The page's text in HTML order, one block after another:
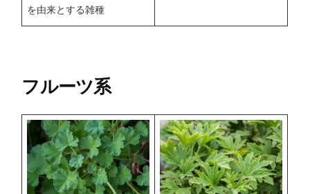
を由来とする雑種
フルーツ系